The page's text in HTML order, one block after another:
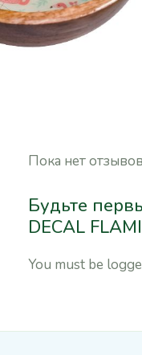
Пока нет
Будьте
DECAL
You must be